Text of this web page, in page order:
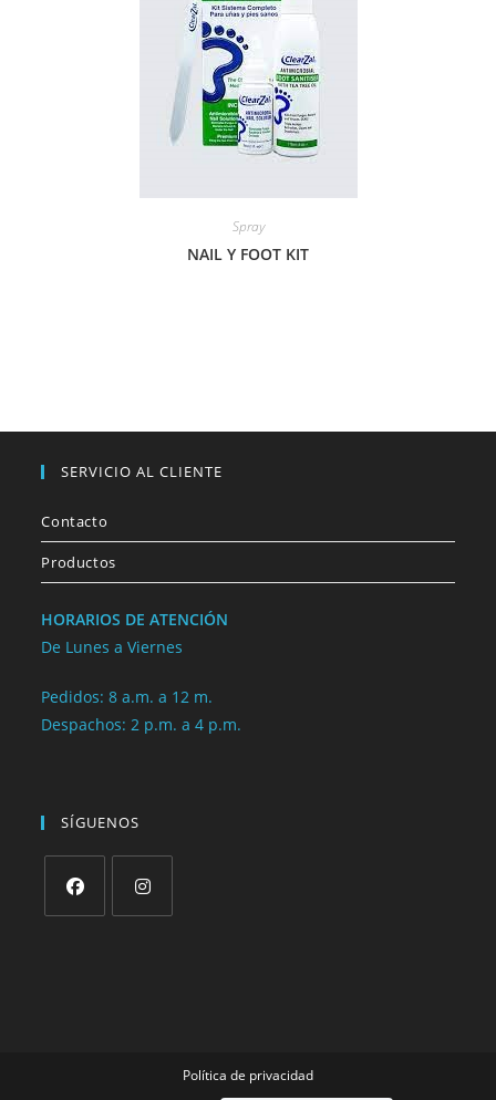
Spray
NAIL Y FOOT KIT
SERVICIO AL CLIENTE
Contacto
Productos
HORARIOS DE ATENCIÓN
De Lunes a Viernes
Pedidos: 8 a.m. a 12 m.
Despachos: 2 p.m. a 4 p.m.
SÍGUENOS
Política de privacidad